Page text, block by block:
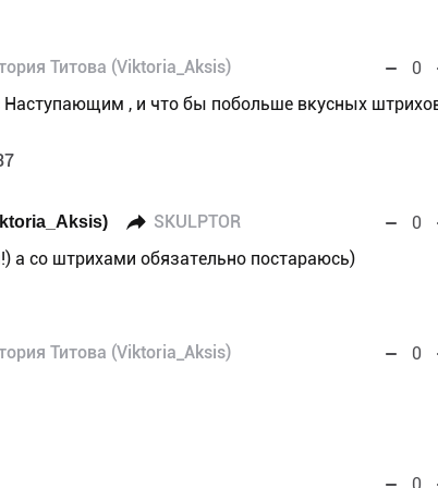
Титова (Viktoria_Aksis)
0
Наступающим , и что бы побольше вкусных
SKULPTOR
0
а со штрихами обязательно постараюсь)
Титова (Viktoria_Aksis)
0